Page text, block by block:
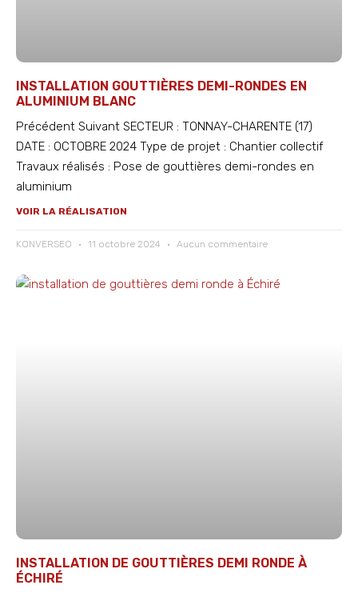
INSTALLATION GOUTTIÈRES DEMI-RONDES EN
ALUMINIUM BLANC
Précédent Suivant SECTEUR : TONNAY-CHARENTE (17)
DATE : OCTOBRE 2024 Type de projet : Chantier collectif
Travaux réalisés : Pose de gouttières demi-rondes en
aluminium
VOIR LA RÉALISATION
KONVERSEO 11 octobre 2024 Aucun commentaire
INSTALLATION DE GOUTTIÈRES DEMI RONDE À
ÉCHIRÉ